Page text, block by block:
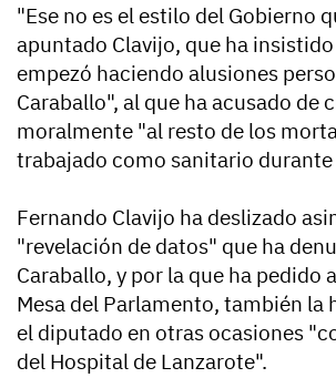
"Ese no es el estilo del Gobierno
apuntado Clavijo, que ha
empezó haciendo alusiones
Caraballo", al que ha acusado de
moralmente "al resto de los
trabajado como sanitario
Fernando Clavijo ha deslizado
"revelación de datos" que ha
Caraballo, y por la que ha pedido
Mesa del Parlamento, también la
el diputado en otras ocasiones
del Hospital de Lanzarote".